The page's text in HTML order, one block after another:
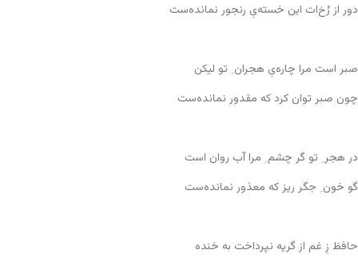
دور از رُخ‌ات این خسته‌یِ رنجور نمانده‌ست
صبر است مرا چاره‌یِ هجران ِ تو لیکن
چون صبر توان کرد که مقدور نمانده‌ست
در هجر ِ تو گر چشم ِ مرا آب روان است
گو خون ِ جگر ریز که معذور نمانده‌ست
حافظ زِ غم از گریه نپرداخت به خنده